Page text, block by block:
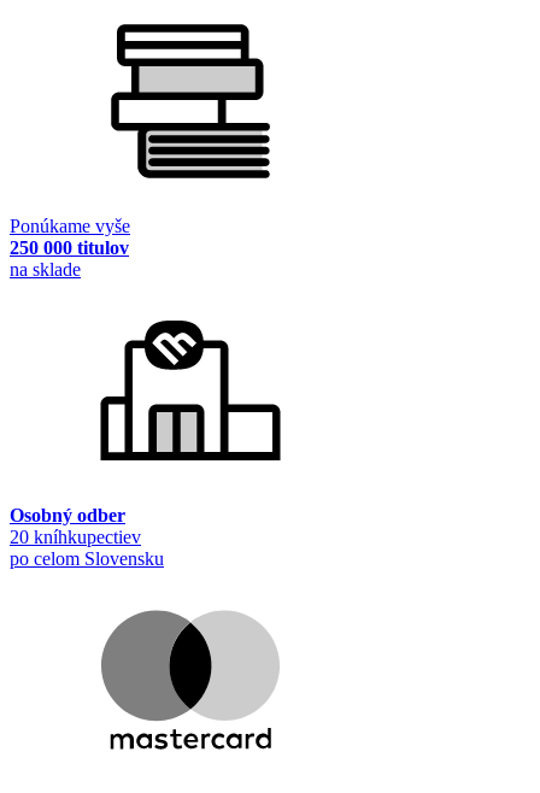
Ponúkame vyše
250 000 titulov
na sklade
Osobný odber
20 kníhkupectiev
po celom Slovensku